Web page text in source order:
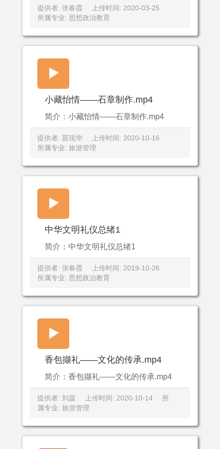
提供者: 张春霞
上传时间: 2020-03-25
所属专业: 思想政治教育
小藏怡情——石章制作.mp4
简介：小藏怡情——石章制作.mp4
提供者: 苗现华
上传时间: 2020-10-16
所属专业: 旅游管理
中华文明礼仪总绪1
简介：中华文明礼仪总绪1
提供者: 张春霞
上传时间: 2019-10-26
所属专业: 思想政治教育
香包撷礼——文化的传承.mp4
简介：香包撷礼——文化的传承.mp4
提供者: 刘蕊 上传时间: 2020-10-14
所
属专业: 旅游管理